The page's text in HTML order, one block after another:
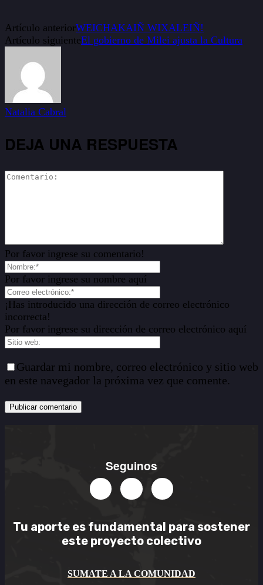
Artículo anteriorWEICHAKAIÑ WIXALEIÑ!
Artículo siguienteEl gobierno de Milei ajusta la Cultura
Natalia Cabral
DEJA UNA RESPUESTA
Por favor ingrese su comentario!
Por favor ingrese su nombre aquí
¡Has introducido una dirección de correo electrónico
incorrecta!
Por favor ingrese su dirección de correo electrónico aquí
Guardar mi nombre, correo electrónico y sitio web
en este navegador la próxima vez que comente.
Seguinos
Tu aporte es fundamental para sostener
este proyecto colectivo
SUMATE A LA COMUNIDAD